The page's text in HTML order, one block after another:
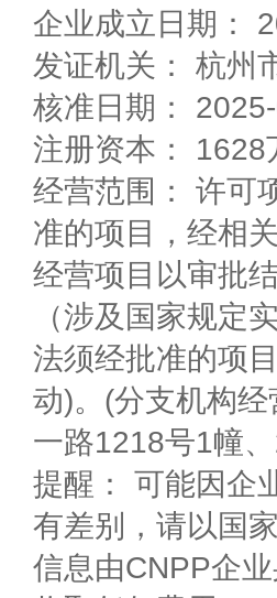
企业成立日期：
发证机关： 杭州
核准日期：
注册资本： 1628
经营范围： 许可
准的项目，经相
经营项目以审批
（涉及国家规定
法须经批准的项
动)。(分支机构
一路1218号1幢
提醒： 可能因企
有差别，请以国
信息由CNPP企